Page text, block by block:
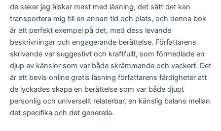
de saker jag älskar mest med läsning, det sätt det kan
transportera mig till en annan tid och plats, och denna bok
är ett perfekt exempel på det, med dess levande
beskrivningar och engagerande berättelse. Författarens
skrivande var suggestivt och kraftfullt, som förmedlade en
djup av känslor som var både skrämmande och vackert. Det
är ett bevis online gratis läsning författarens färdigheter att
de lyckades skapa en berättelse som var både djupt
personlig och universellt relaterbar, en känslig balans mellan
det specifika och det generella.